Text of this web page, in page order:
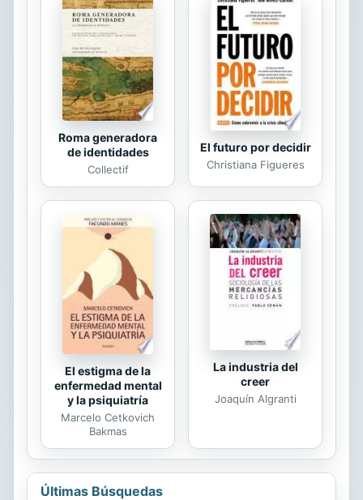
didácticos distribuidos, según sus
objetivos pedagógicos, en la parte
inicial de la unidad, el cuerpo central
de la misma con el desarrollo de los
contenidos, y la parte final. Parte
inicial:...
Roma generadora
de identidades
Collectif
El futuro por decidir
Christiana Figueres
El estigma de la
enfermedad mental
y la psiquiatría
Marcelo Cetkovich
Bakmas
La industria del
creer
Joaquín Algranti
Últimas Búsquedas